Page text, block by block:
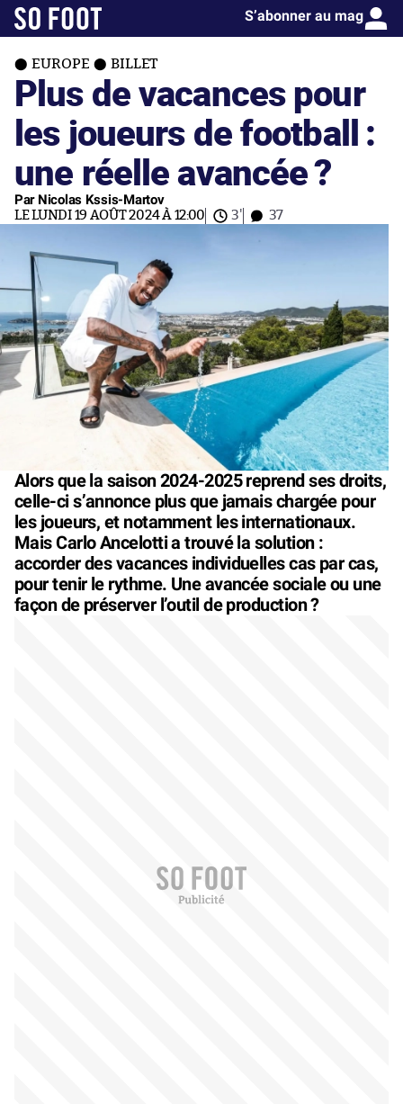
S’abonner au mag
EUROPE BILLET
Plus de vacances pour
les joueurs de football :
une réelle avancée ?
Par Nicolas Kssis-Martov
LE LUNDI 19 AOÛT 2024 À 12:00 3' 37
Alors que la saison 2024-2025 reprend ses droits,
celle-ci s’annonce plus que jamais chargée pour
les joueurs, et notamment les internationaux.
Mais Carlo Ancelotti a trouvé la solution :
accorder des vacances individuelles cas par cas,
pour tenir le rythme. Une avancée sociale ou une
façon de préserver l’outil de production ?